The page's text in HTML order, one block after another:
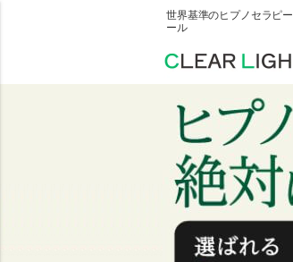
世界基準のヒプノセラピ
ール